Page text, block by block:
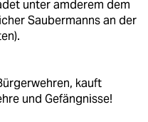
unter amderem dem
Saubermanns an der
kauft
und Gefängnisse!